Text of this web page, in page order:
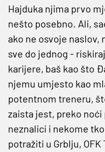
Hajduka njima prvo
nešto posebno. Ali,
ako ne osvoje naslov,
sve do jednog -
karijere, baš kao što
njemu umjesto kao
potentnom treneru,
zaista jest, preko
neznalici i nekome
potražiti u Grblju,